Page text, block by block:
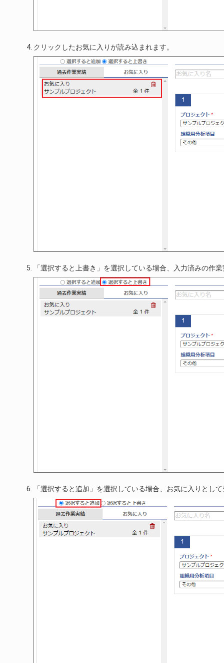
クリックしたお気に入りが読み込まれます。
「選択すると上書き」を選択している場合、入力済みの作
「選択すると追加」を選択している場合、お気に入りとし